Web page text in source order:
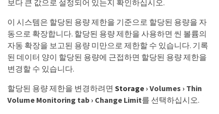
보다 큰 값으로 설정되어 있는지 확인하십시오.
이 시스템은 할당된 용량 제한을 기준으로 할당된 용량을 자
동으로 확장합니다. 할당된 용량 제한을 사용하면 씬 볼륨의
자동 확장을 보고된 용량 미만으로 제한할 수 있습니다. 기록
된 데이터 양이 할당된 용량에 근접하면 할당된 용량 제한을
변경할 수 있습니다.
할당된 용량 제한을 변경하려면 Storage › Volumes › Thin
Volume Monitoring tab › Change Limit를 선택하십시오.